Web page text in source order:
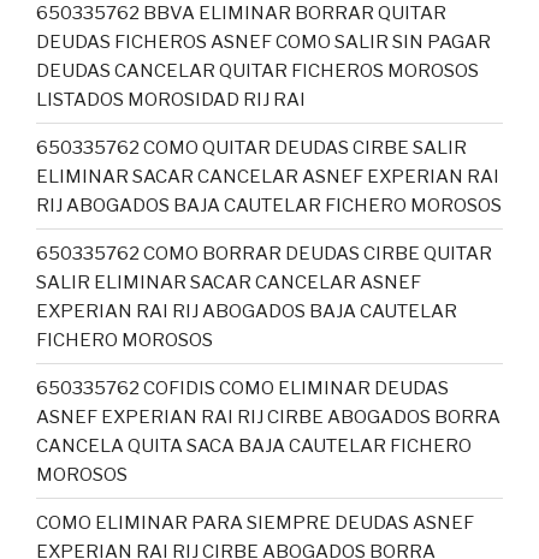
650335762 BBVA ELIMINAR BORRAR QUITAR
DEUDAS FICHEROS ASNEF COMO SALIR SIN PAGAR
DEUDAS CANCELAR QUITAR FICHEROS MOROSOS
LISTADOS MOROSIDAD RIJ RAI
650335762 COMO QUITAR DEUDAS CIRBE SALIR
ELIMINAR SACAR CANCELAR ASNEF EXPERIAN RAI
RIJ ABOGADOS BAJA CAUTELAR FICHERO MOROSOS
650335762 COMO BORRAR DEUDAS CIRBE QUITAR
SALIR ELIMINAR SACAR CANCELAR ASNEF
EXPERIAN RAI RIJ ABOGADOS BAJA CAUTELAR
FICHERO MOROSOS
650335762 COFIDIS COMO ELIMINAR DEUDAS
ASNEF EXPERIAN RAI RIJ CIRBE ABOGADOS BORRA
CANCELA QUITA SACA BAJA CAUTELAR FICHERO
MOROSOS
COMO ELIMINAR PARA SIEMPRE DEUDAS ASNEF
EXPERIAN RAI RIJ CIRBE ABOGADOS BORRA